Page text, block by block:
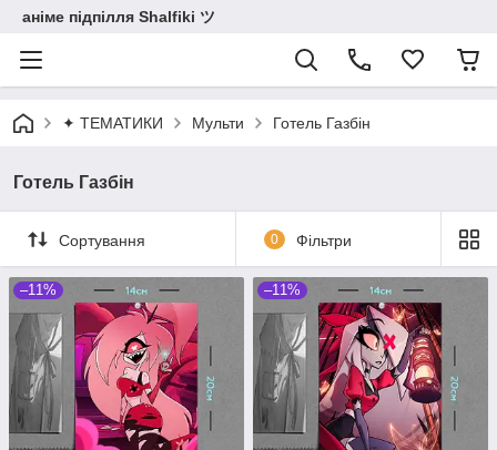
аніме підпілля Shalfiki ツ
✦ ТЕМАТИКИ Мульти Готель Газбін
Готель Газбін
Сортування 0 Фільтри
–11% –11%